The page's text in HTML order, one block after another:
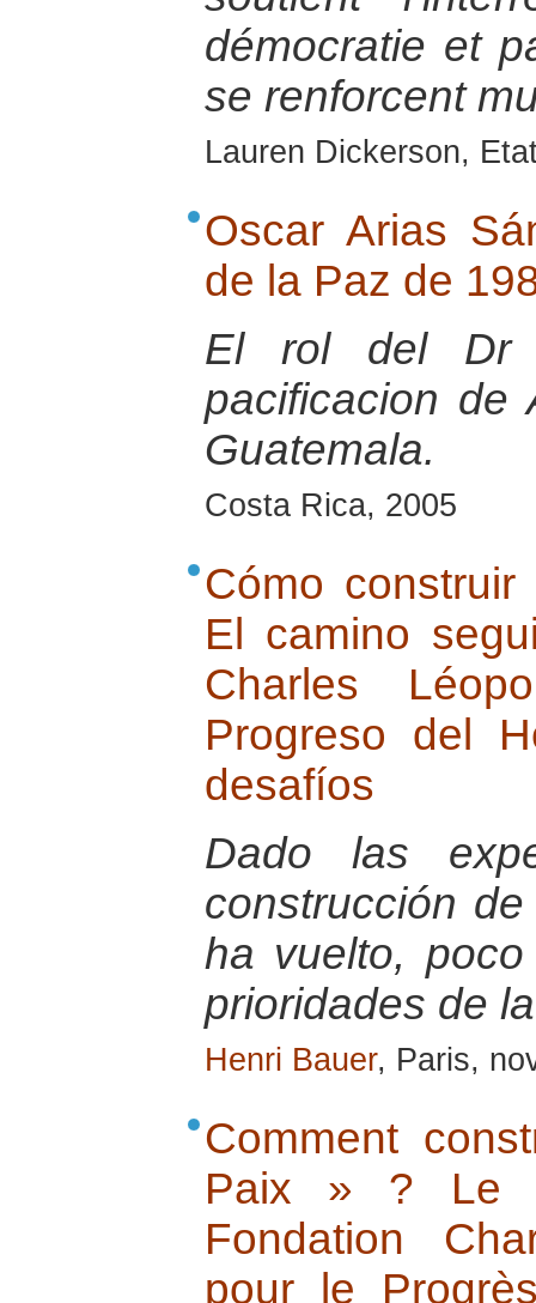
démocratie et
se renforcent
Lauren Dickerson,
Oscar Arias
de la Paz de
El rol del Dr
pacificacion de
Guatemala.
Costa Rica, 2005
Cómo construir
El camino
Charles
Progreso del
desafíos
Dado las
construcción
ha vuelto,
prioridades de
Henri Bauer, Paris,
Comment
Paix » ? Le
Fondation
pour le